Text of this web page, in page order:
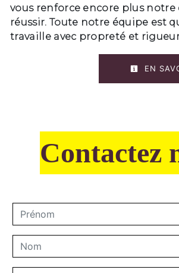
vous renforce encore plus notre
réussir. Toute notre équipe est
travaille avec propreté et
EN
Contactez